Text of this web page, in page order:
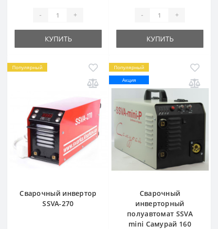
- +
КУПИТЬ
- +
КУПИТЬ
Популярный
Сварочный инвертор
SSVA-270
Популярный
Акция
Сварочный
инверторный
полуавтомат SSVA
mini Самурай 160